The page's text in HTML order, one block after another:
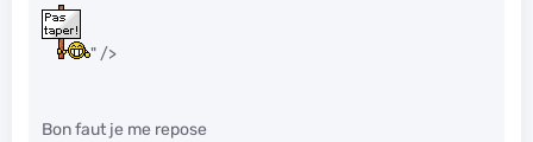
" />
Bon faut je me repose